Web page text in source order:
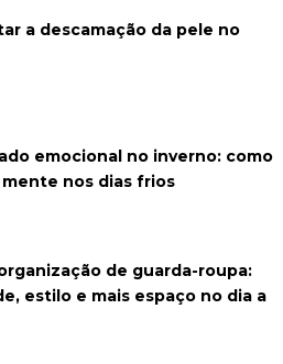
a descamação da pele no
emocional no inverno: como
nos dias frios
de guarda-roupa:
estilo e mais espaço no dia a